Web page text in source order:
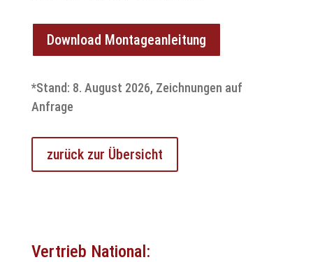
Download Montageanleitung
*Stand: 8. August 2026, Zeichnungen auf
Anfrage
zurück zur Übersicht
Vertrieb National: